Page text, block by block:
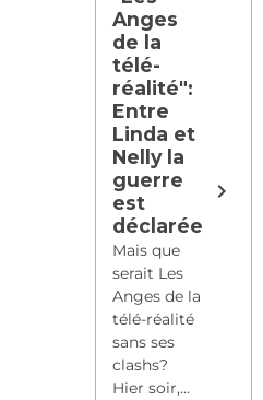
Anges
de la
télé-
réalité":
Entre
Linda et
Nelly la
guerre
est
déclarée
Mais que
serait Les
Anges de la
télé-réalité
sans ses
clashs?
Hier soir,...